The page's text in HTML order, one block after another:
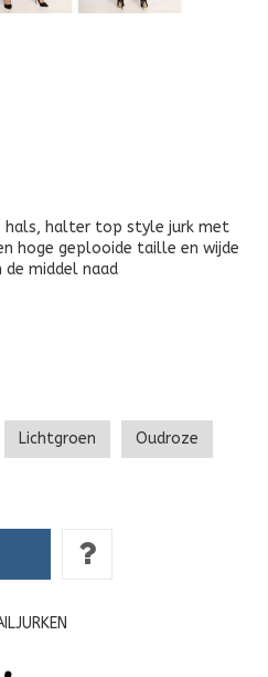
hals, halter top style jurk met
hoge geplooide taille en wijde
middel naad
Lichtgroen Oudroze